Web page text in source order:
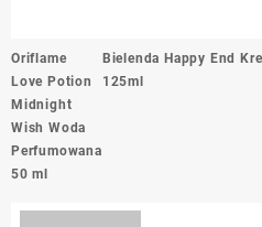
Nawigacja
wpisu
Oriflame
Love Potion
Midnight
Wish Woda
Perfumowana
50 ml
Bielenda Happy End
125ml